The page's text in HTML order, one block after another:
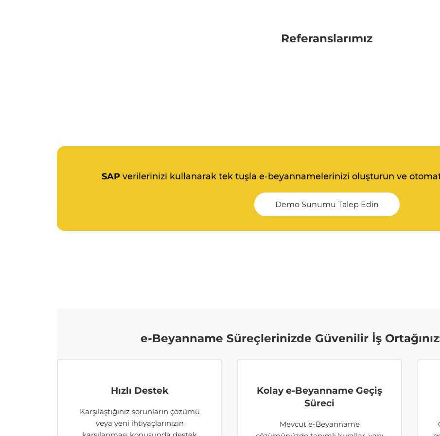
Referanslarımız
SAP verilerinizi kullanarak tek tuşla e-beyannamelerinizi oluşturun ve
Demo Sunumu Talep Edin
e-Beyanname Süreçlerinizde Güvenilir İş
Hızlı Destek
Karşılaştığınız sorunların çözümü
veya yeni ihtiyaçlarınızın
Kolay e-Beyanname Geçiş
Süreci
Mevcut e-Beyanname